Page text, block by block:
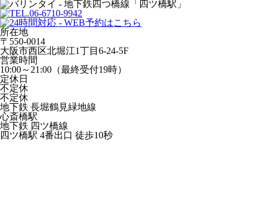
所在地
〒550-0014
大阪市西区北堀江1丁目6-24-5F
営業時間
10:00～21:00（最終受付19時）
定休日
不定休
不定休
地下鉄 長堀鶴見緑地線
心斎橋駅
地下鉄 四ツ橋線
四ツ橋駅 4番出口 徒歩10秒